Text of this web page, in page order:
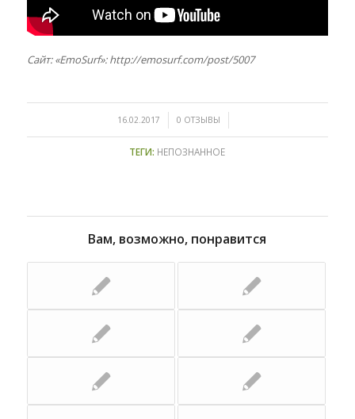
Сайт: «EmoSurf»: http://emosurf.com/post/5007
16.02.2017
/ 0 ОТЗЫВЫ
/
ТЕГИ: НЕПОЗНАННОЕ
Вам, возможно, понравится